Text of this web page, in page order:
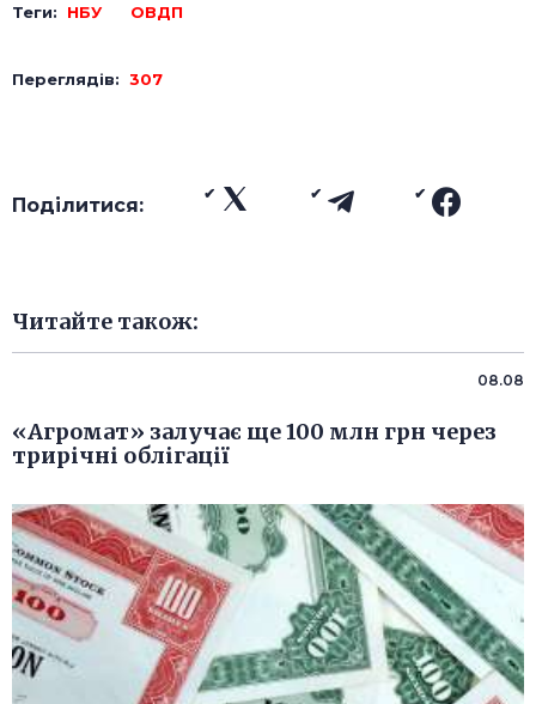
Теги: НБУ ОВДП
Переглядів: 307
Поділитися:
Читайте також:
08.08
«Агромат» залучає ще 100 млн грн через
трирічні облігації